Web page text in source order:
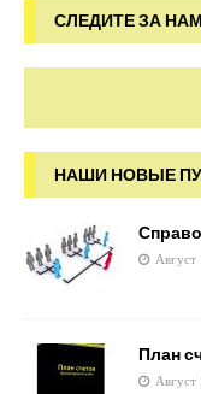
СЛЕДИТЕ ЗА
НАШИ НОВЫЕ
План